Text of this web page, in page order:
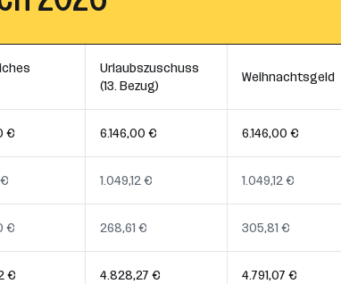
Urlaubszuschuss
(13. Bezug)
Weihnachtsgeld
€ 6.146,00 € 6.146,00 €
1.049,12 € 1.049,12 €
€ 268,61 € 305,81 €
€ 4.828,27 € 4.791,07 €